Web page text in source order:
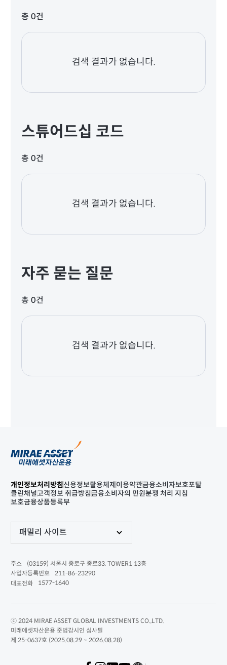
총 0건
검색 결과가 없습니다.
스튜어드십 코드
총 0건
검색 결과가 없습니다.
자주 묻는 질문
총 0건
검색 결과가 없습니다.
개인정보처리방침신용정보활용체제 이용약관금융소비자보호포탈
클린채널고객정보 취급방침금융소비자의 민원분쟁 처리 지침
보호금융상품등록부
패밀리 사이트
주소
(03159) 서울시 종로구 종로33, TOWER1 13층
사업자등록번호
211-86-23290
대표전화
1577-1640
ⓒ 2024 MIRAE ASSET GLOBAL INVESTMENTS CO.,LTD.
미래에셋자산운용 준법감시인 심사필
제 25-0637호 (2025.08.29 ~ 2026.08.28)